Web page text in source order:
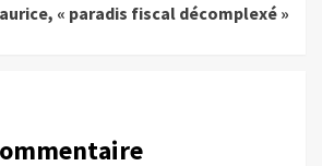
« paradis fiscal décomplexé »